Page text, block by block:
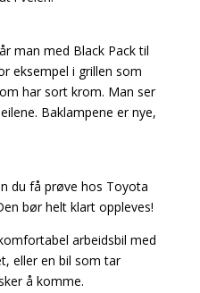
man med Black Pack til
eksempel i grillen som
har sort krom. Man ser
Baklampene er nye,
du få prøve hos Toyota
bør helt klart oppleves!
arbeidsbil med
eller en bil som tar
å komme.